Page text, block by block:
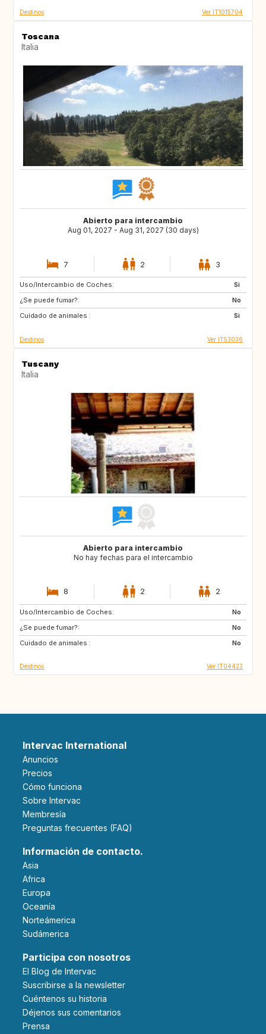
Destinos Ver IT1015704
Toscana
Italia
Abierto para intercambio
Aug 01, 2027 - Aug 31, 2027 (30 days)
7 2 3
Uso/Intercambio de Coches:
Si
¿Se puede fumar?:
No
Cuidado de animales :
Si
ES
PT
US
Destinos Ver IT53036
Tuscany
Italia
Abierto para intercambio
No hay fechas para el intercambio
8 2 2
Uso/Intercambio de Coches:
No
¿Se puede fumar?:
No
Cuidado de animales :
No
AU
GB
ES
Destinos Ver IT04423
Intervac International
Anuncios
Precios
Cómo funciona
Sobre Intervac
Membresía
Preguntas frecuentes (FAQ)
Información de contacto.
Asia
Africa
Europa
Oceanía
Norteámerica
Sudámerica
Participa con nosotros
El Blog de Intervac
Suscribirse a la newsletter
Cuéntenos su historia
Déjenos sus comentarios
Prensa